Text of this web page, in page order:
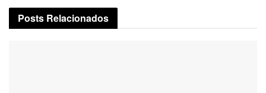
Posts Relacionados